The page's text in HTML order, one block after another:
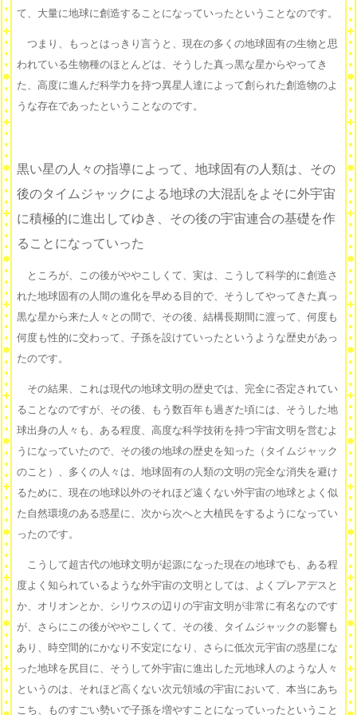
て、大量に地球に創造することになっていったということなのです。
つまり、もっとはっきり言うと、現在の多くの地球固有の生物と思
われている生物種のほとんどは、そうした真っ黒な星からやってき
た、高度に進んだ科学力を持つ異星人達によって創られた創造物のよ
うな存在であったということなのです。
黒い星の人々の指導によって、地球固有の人類は、その
後のタイムジャックによる地球の大混乱をよそに外宇宙
に積極的に進出してゆき、その後の宇宙連合の基礎を作
ることになっていった
ところが、この後がややこしくて、実は、こうして科学的に創造さ
れた地球固有の人間の進化を早める目的で、そうしてやってきた真っ
黒な星から来た人々との間で、その後、結構長期間に渡って、何度も
何度も性的に交わって、子孫を設けていったというような歴史があっ
たのです。
その結果、これは現代の地球文明の歴史では、完全に否定されてい
ることなのですが、その後、もう数百年も過ぎた頃には、そうした地
球出身の人々も、ある程度、高度な科学技術を持つ宇宙文明を営むよ
うになっていたので、その後の地球の歴史を知った（タイムジャック
のこと）、多くの人々は、地球固有の人類の文明の完全な消失を避け
るために、現在の地球以外のそれほど遠くない外宇宙の地球とよく似
た自然環境のある惑星に、次から次へと大植民をするようになってい
ったのです。
こうして超古代の地球文明が起源になった現在の地球でも、ある程
度よく知られているような外宇宙の文明としては、よくプレアデスと
か、オリオンとか、シリウスの辺りの宇宙文明が非常に有名なのです
が、さらにこの後がややこしくて、その後、タイムジャックの影響も
あり、時空間的にかなり不安定になり、さらに低次元宇宙の惑星にな
った地球を尻目に、そうして外宇宙に進出した元地球人のような人々
というのは、それほど高くない次元領域の宇宙において、本当にあち
こち、ものすごい勢いで子孫を増やすことになっていったということ